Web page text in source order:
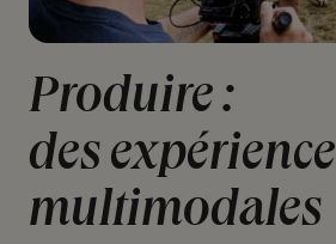
Produire:
desexpérience
multimodales